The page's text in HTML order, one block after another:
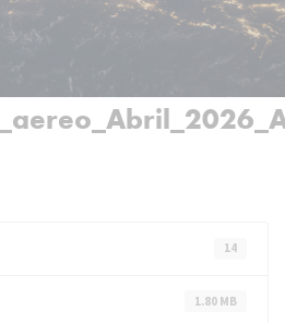
14
1.80 MB